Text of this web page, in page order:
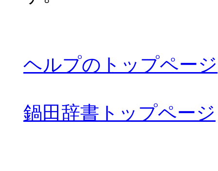
ヘルプのトップページ
鍋田辞書トップページ